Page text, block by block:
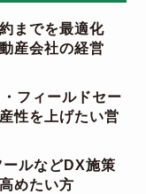
までを最適化
産会社の経営
フィールドセー
性を上げたい営
ルなどDX施策
めたい方